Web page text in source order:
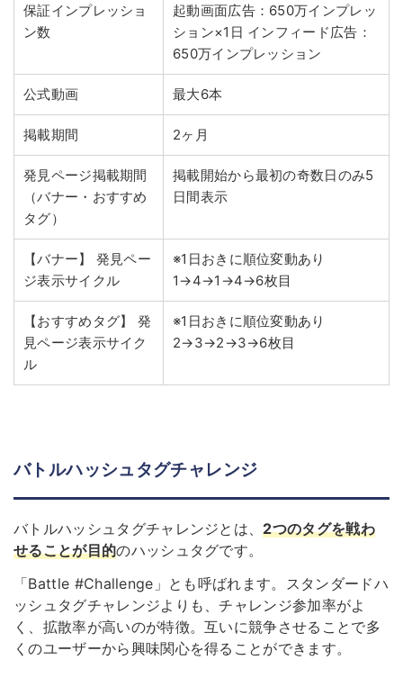
保証インプレッショ
ン数
起動画面広告：650万インプレッ
ション×1日 インフィード広告：
650万インプレッション
公式動画 最大6本
掲載期間 2ヶ月
発見ページ掲載期間
（バナー・おすすめ
タグ）
掲載開始から最初の奇数日のみ5
日間表示
【バナー】
発見ペー
ジ表示サイクル
※1日おきに順位変動あり
1→4→1→4→6枚目
【おすすめタグ】
発
見ページ表示サイク
ル
※1日おきに順位変動あり
2→3→2→3→6枚目
バトルハッシュタグチャレンジ
バトルハッシュタグチャレンジとは、2つのタグを戦わ
せることが目的のハッシュタグです。
「Battle #Challenge」とも呼ばれます。スタンダードハ
ッシュタグチャレンジよりも、チャレンジ参加率がよ
く、拡散率が高いのが特徴。互いに競争させることで多
くのユーザーから興味関心を得ることができます。